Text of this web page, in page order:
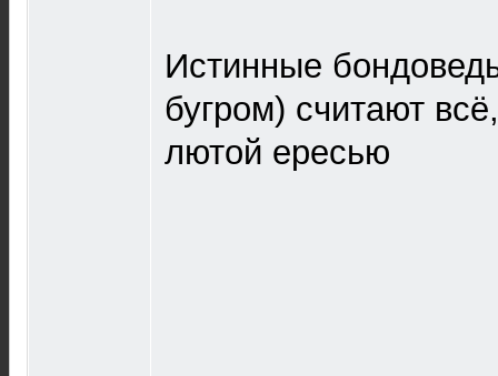
Истинные
бугром) считают
лютой ересью